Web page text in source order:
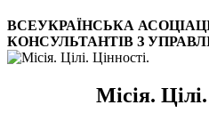
ВСЕУКРАЇНСЬКА
КОНСУЛЬТАНТІВ З
Місія.